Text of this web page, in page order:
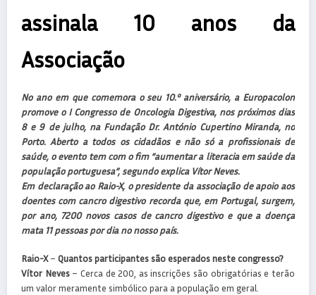
assinala 10 anos da
Associação
No ano em que comemora o seu 10.º aniversário, a Europacolon
promove o I Congresso de Oncologia Digestiva, nos próximos dias
8 e 9 de julho, na Fundação Dr. António Cupertino Miranda, no
Porto. Aberto a todos os cidadãos e não só a profissionais de
saúde, o evento tem com o fim “aumentar a literacia em saúde da
população portuguesa”, segundo explica Vítor Neves.
Em declaração ao Raio-X, o presidente da associação de apoio aos
doentes com cancro digestivo recorda que, em Portugal, surgem,
por ano, 7200 novos casos de cancro digestivo e que a doença
mata 11 pessoas por dia no nosso país.
Raio-X– Quantos participantes são esperados neste congresso?
Vítor Neves– Cerca de 200, as inscrições são obrigatórias e terão
um valor meramente simbólico para a população em geral.